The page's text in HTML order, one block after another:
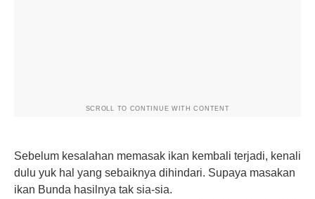
SCROLL TO CONTINUE WITH CONTENT
Sebelum kesalahan memasak ikan kembali terjadi, kenali
dulu yuk hal yang sebaiknya dihindari. Supaya masakan
ikan Bunda hasilnya tak sia-sia.